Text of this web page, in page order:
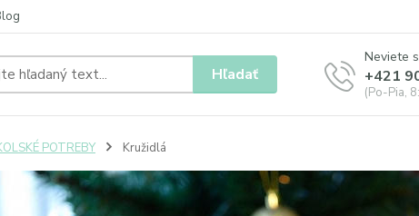
Hľadať
Neviete
+421
(Po-Pia,
POTREBY Kružidlá